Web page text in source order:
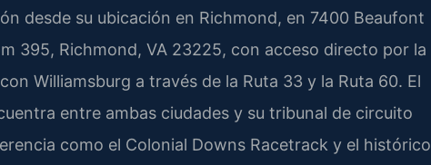
desde su ubicación en Richmond, en 7400 Beaufont
395, Richmond, VA 23225, con acceso directo por la
Williamsburg a través de la Ruta 33 y la Ruta 60. El
entre ambas ciudades y su tribunal de circuito
como el Colonial Downs Racetrack y el histórico